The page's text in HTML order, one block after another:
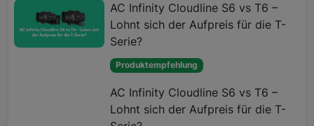
AC Infinity Cloudline S6 vs T6 –
Lohnt sich der Aufpreis für die T-
Serie?
Produktempfehlung
AC Infinity Cloudline S6 vs T6 –
Lohnt sich der Aufpreis für die T-